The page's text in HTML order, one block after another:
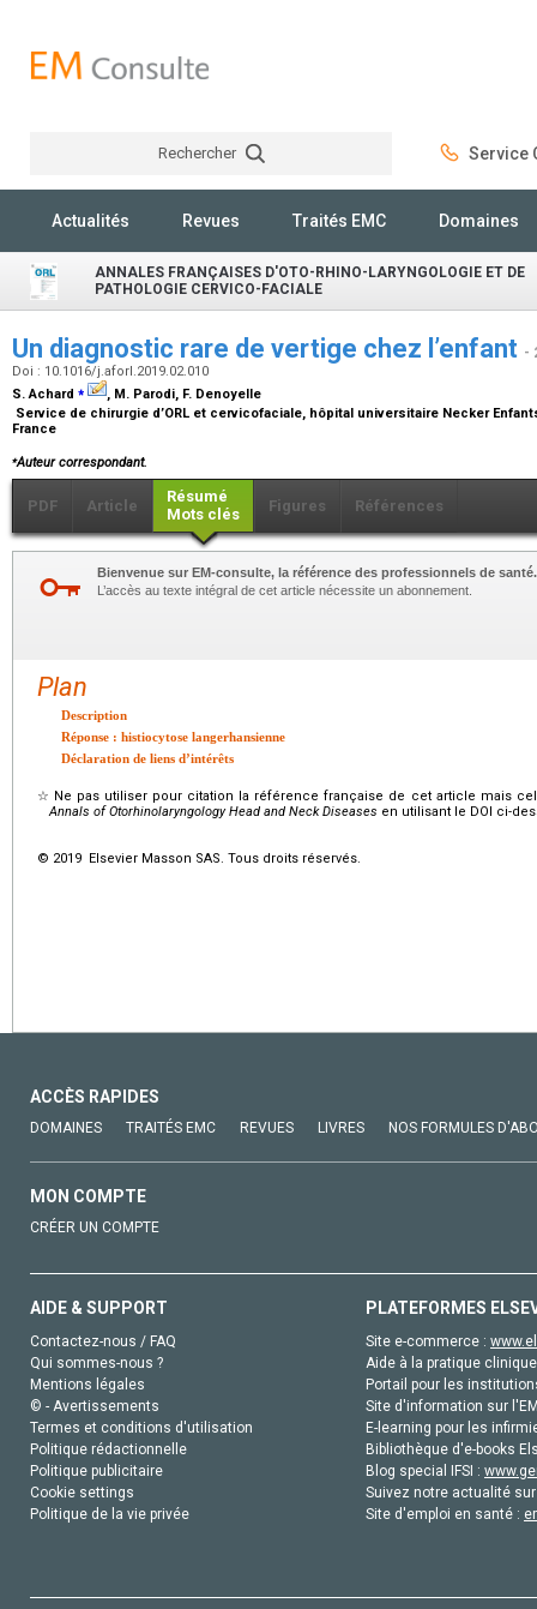
Rechercher Service
Actualités Revues Traités EMC Domaines
ANNALES FRANÇAISES D'OTO-RHINO-LARYNGOLOGIE ET DE
PATHOLOGIE CERVICO-FACIALE
Un diagnostic rare de vertige chez l’enfant -
Doi : 10.1016/j.aforl.2019.02.010
S. Achard ⁎
, M. Parodi, F. Denoyelle
Service de chirurgie d’ORL et cervicofaciale, hôpital universitaire Necker
France
⁎Auteur correspondant.
PDF Article
Résumé
Mots clés
Figures Références
Bienvenue sur EM-consulte, la référence des professionnels de santé.
L’accès au texte intégral de cet article nécessite un abonnement.
Plan
Description
Réponse : histiocytose langerhansienne
Déclaration de liens d’intérêts
☆ Ne pas utiliser pour citation la référence française de cet article mais
Annals of Otorhinolaryngology Head and Neck Diseases en utilisant le DOI ci-
© 2019 Elsevier Masson SAS. Tous droits réservés.
ACCÈS RAPIDES
DOMAINES TRAITÉS EMC REVUES LIVRES NOS FORMULES
MON COMPTE
CRÉER UN COMPTE
AIDE & SUPPORT
Contactez-nous / FAQ
Qui sommes-nous ?
Mentions légales
© - Avertissements
Termes et conditions d'utilisation
Politique rédactionnelle
Politique publicitaire
Cookie settings
Politique de la vie privée
PLATEFORMES
Site e-commerce :
Aide à la pratique
Portail pour les
Site d'information sur
E-learning pour les
Bibliothèque d'e-books
Blog special IFSI :
Suivez notre actualité
Site d'emploi en santé :